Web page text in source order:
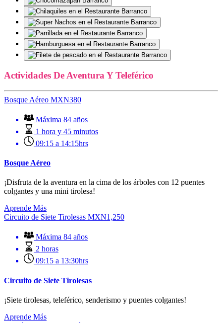
Actividades De Aventura Y Teleférico
Bosque Aéreo MXN380
Máxima 84 años
1 hora y 45 minutos
09:15 a 14:15hrs
Bosque Aéreo
¡Disfruta de la aventura en la cima de los árboles con 12 puentes
colgantes y una mini tirolesa!
Aprende Más
Circuito de Siete Tirolesas MXN1,250
Máxima 84 años
2 horas
09:15 a 13:30hrs
Circuito de Siete Tirolesas
¡Siete tirolesas, teleférico, senderismo y puentes colgantes!
Aprende Más